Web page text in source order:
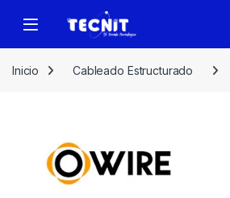
Inicio Cableado Estructurado